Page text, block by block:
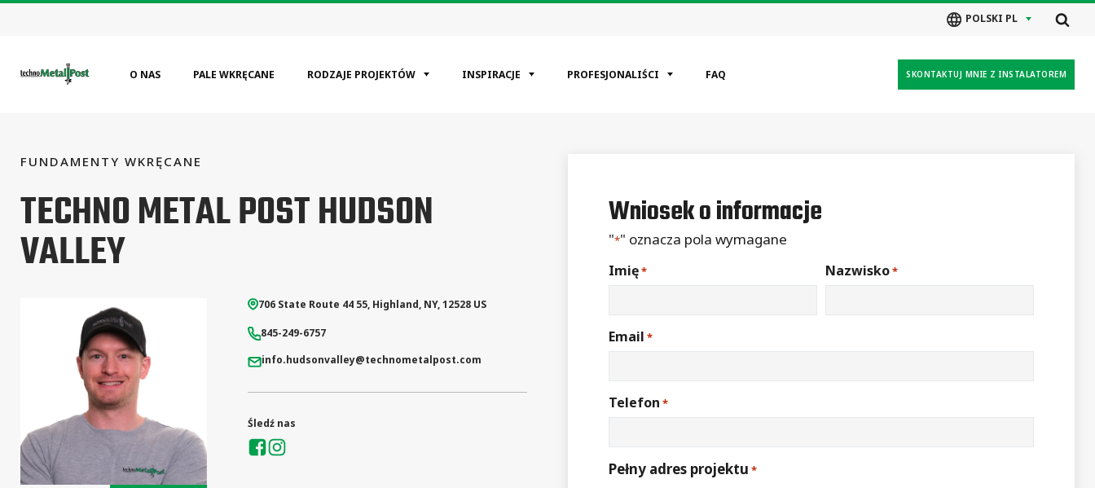
POLSKI PL
O NAS PALE WKRĘCANE RODZAJE PROJEKTÓW INSPIRACJE PROFESJONALIŚCI FAQ SKONTAKTUJ MNIE Z INSTALATOREM
01 NAJPOPULARNIEJSZE
Budynki/Domki
Budynki Modułowe
Tarasy/Werandy
Budowle Rolnicze
projektów
Mieszkaniowy
Komercyjne
01 PROFESJONALIŚCI
Certyfikaty
FAQ
Usługi inżynieryjne
Dokumentacja techniczna
FUNDAMENTY WKRĘCANE
TECHNO METAL POST HUDSON
VALLEY
706 State Route 44 55, Highland, NY,12528 US
845-249-6757
info.hudsonvalley@technometalpost.com
Śledź nas
Wniosek o informacje
"*" oznacza pola wymagane
Imię* Nazwisko*
Email *
Telefon *
Pełny adres projektu *